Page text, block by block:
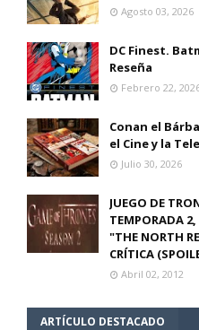
Agosto 03, 2026
DC Finest.
Reseña
Febrero 22,
Conan el
el Cine y la
Julio 30, 2026
JUEGO DE
TEMPORADA
"THE NORTH
CRÍTICA
Abril 02, 2012
ARTÍCULO DESTACADO